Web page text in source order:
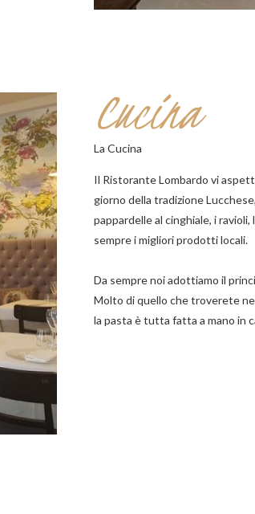
Cucina
La Cucina
Il Ristorante Lombardo vi
giorno della tradizione
pappardelle al cinghiale, i
sempre i migliori prodotti locali.
Da sempre noi adottiamo il
Molto di quello che troverete
la pasta è tutta fatta a mano in